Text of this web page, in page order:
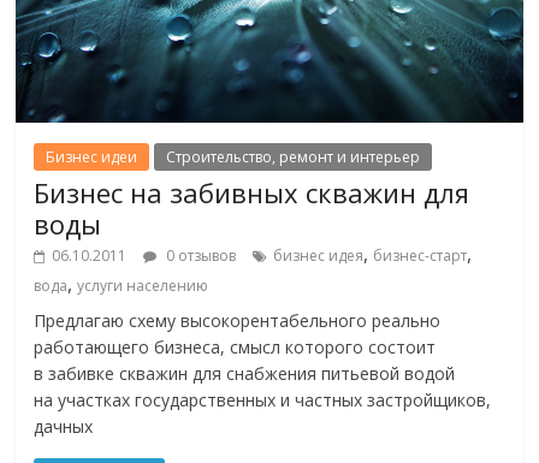
Бизнес идеи Строительство, ремонт и интерьер
Бизнес на забивных скважин для
воды
06.10.2011 0 отзывов бизнес идея, бизнес-старт,
вода,услуги населению
Предлагаю схему высокорентабельного реально
работающего бизнеса, смысл которого состоит
в забивке скважин для снабжения питьевой водой
на участках государственных и частных застройщиков,
дачных